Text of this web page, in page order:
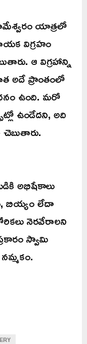
యాత్రలో
విగ్రహం
ఆ విగ్రహాన్ని
అదే ప్రాంతంలో
ఉంది. మరో
ఉండేదని, అది
అభిషేకాలు
బియ్యం లేదా
నెరవేరాలని
స్వామి